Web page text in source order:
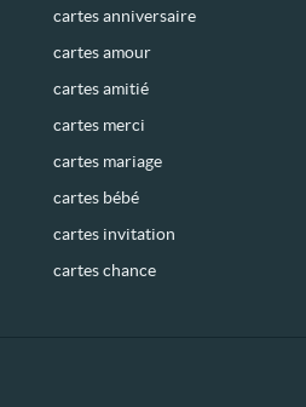
cartes anniversaire
cartes amour
cartes amitié
cartes merci
cartes mariage
cartes bébé
cartes invitation
cartes chance